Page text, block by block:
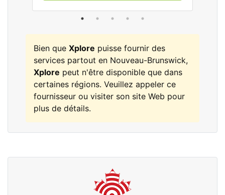
Bien que Xplore puisse fournir des
services partout en Nouveau-Brunswick,
Xplore peut n'être disponible que dans
certaines régions. Veuillez appeler ce
fournisseur ou visiter son site Web pour
plus de détails.